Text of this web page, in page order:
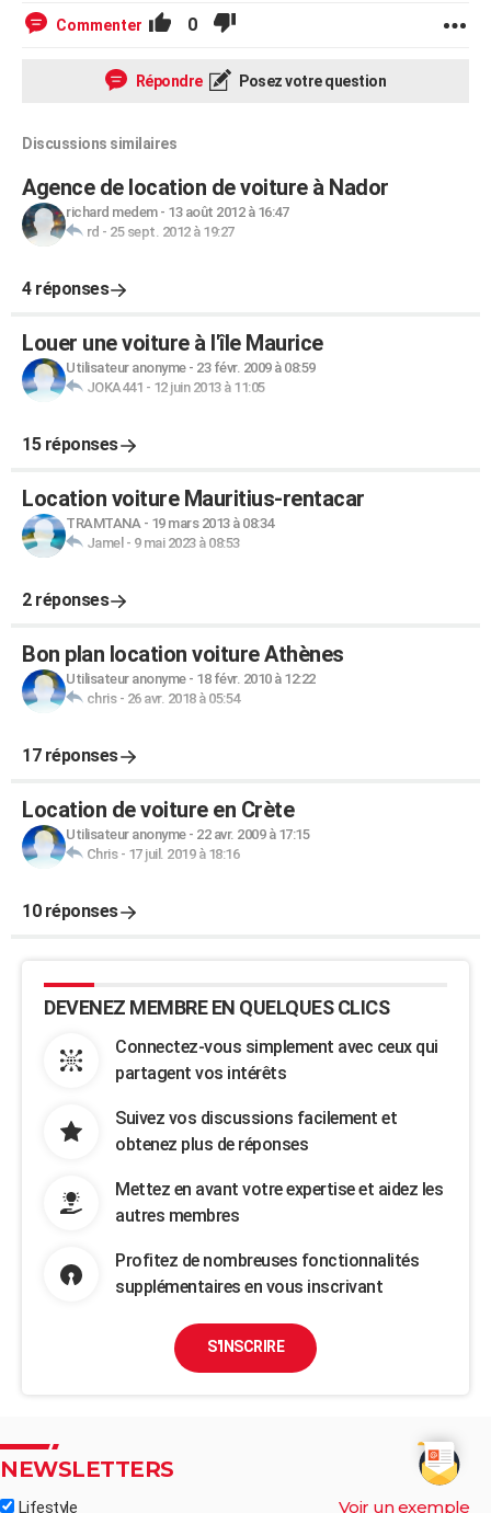
Commenter 0
Répondre Posez votre question
Discussions similaires
Agence de location de voiture à Nador
richard medem- 13 août 2012 à 16:47
rd - 25 sept. 2012 à 19:27
4 réponses
Louer une voiture à l'île Maurice
Utilisateur anonyme- 23 févr. 2009 à 08:59
JOKA441 - 12 juin 2013 à 11:05
15 réponses
Location voiture Mauritius-rentacar
TRAMTANA- 19 mars 2013 à 08:34
Jamel - 9 mai 2023 à 08:53
2 réponses
Bon plan location voiture Athènes
Utilisateur anonyme- 18 févr. 2010 à 12:22
chris- 26 avr. 2018 à 05:54
17 réponses
Location de voiture en Crète
Utilisateur anonyme- 22 avr. 2009 à 17:15
Chris- 17 juil. 2019 à 18:16
10 réponses
DEVENEZ MEMBRE EN QUELQUES CLICS
Connectez-vous simplement avec ceux qui
partagent vos intérêts
Suivez vos discussions facilement et
obtenez plus de réponses
Mettez en avant votre expertise et aidez les
autres membres
Profitez de nombreuses fonctionnalités
supplémentaires en vous inscrivant
S'INSCRIRE
NEWSLETTERS
Lifestyle Voir un exemple